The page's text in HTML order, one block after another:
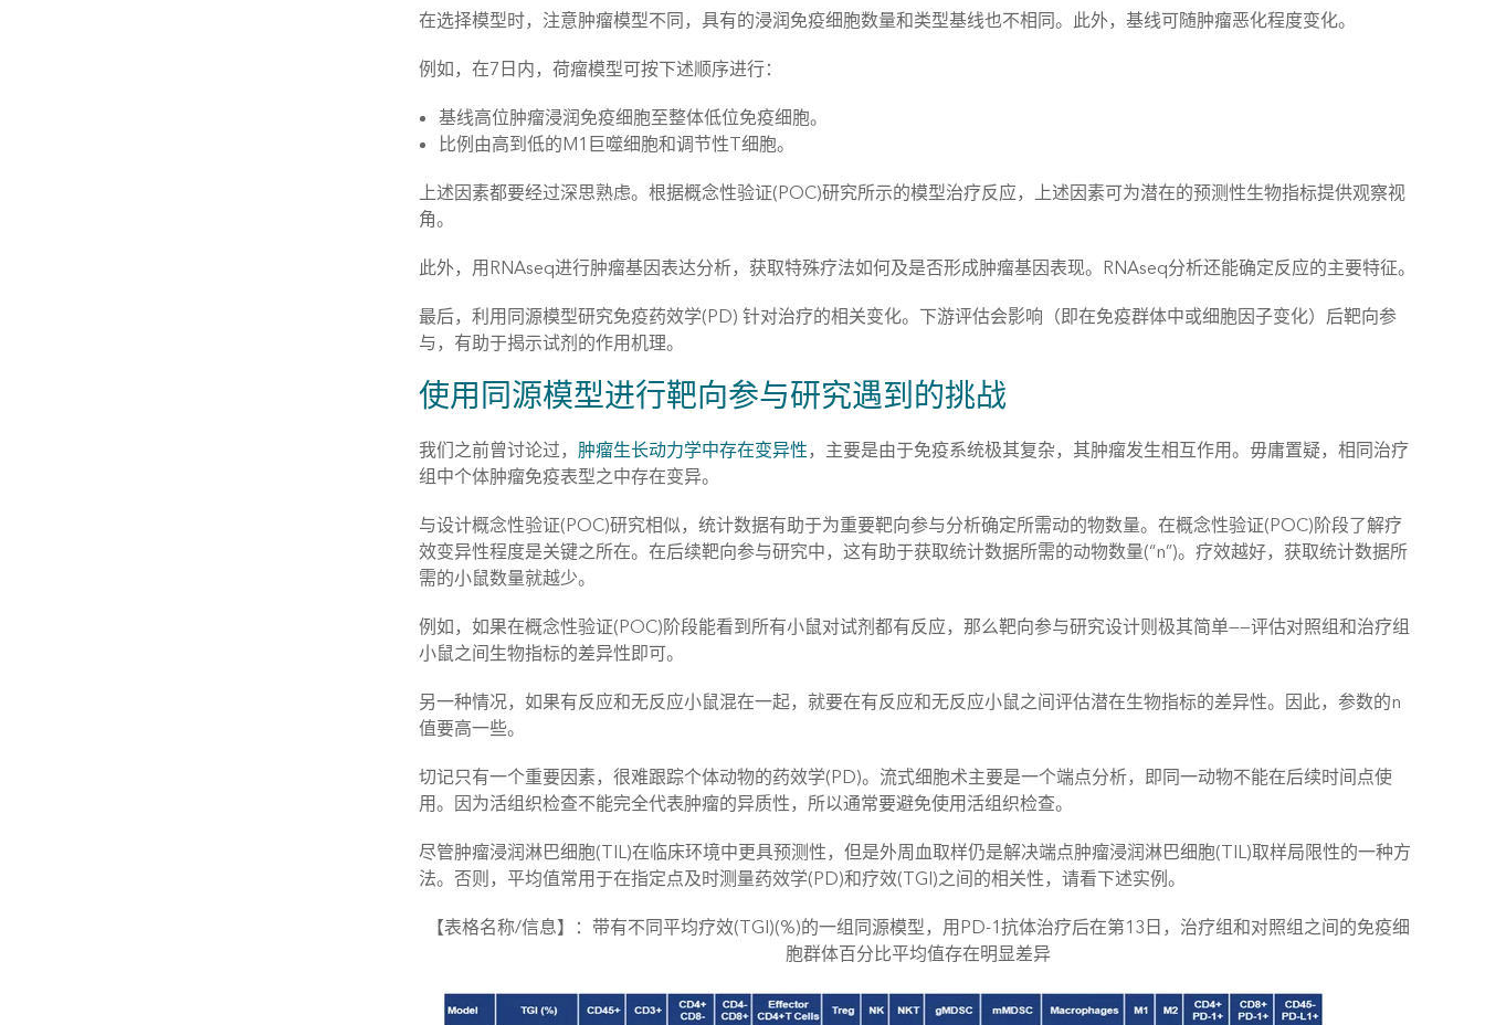
在选择模型时，注意肿瘤模型不同，具有的浸润免疫细胞数量和类型基线也不相同。此外，基线可随肿瘤恶化程度变化。
例如，在7日内，荷瘤模型可按下述顺序进行：
基线高位肿瘤浸润免疫细胞至整体低位免疫细胞。
比例由高到低的M1巨噬细胞和调节性T细胞。
上述因素都要经过深思熟虑。根据概念性验证(POC)研究所示的模型治疗反应，上述因素可为潜在的预测性生物指标提供观察视
角。
此外，用RNAseq进行肿瘤基因表达分析，获取特殊疗法如何及是否形成肿瘤基因表现。RNAseq分析还能确定反应的主要特征。
最后，利用同源模型研究免疫药效学(PD) 针对治疗的相关变化。下游评估会影响（即在免疫群体中或细胞因子变化）后靶向参
与，有助于揭示试剂的作用机理。
使用同源模型进行靶向参与研究遇到的挑战
我们之前曾讨论过，肿瘤生长动力学中存在变异性，主要是由于免疫系统极其复杂，其肿瘤发生相互作用。毋庸置疑，相同治疗
组中个体肿瘤免疫表型之中存在变异。
与设计概念性验证(POC)研究相似，统计数据有助于为重要靶向参与分析确定所需动的物数量。在概念性验证(POC)阶段了解疗
效变异性程度是关键之所在。在后续靶向参与研究中，这有助于获取统计数据所需的动物数量(“n”)。疗效越好，获取统计数据所
需的小鼠数量就越少。
例如，如果在概念性验证(POC)阶段能看到所有小鼠对试剂都有反应，那么靶向参与研究设计则极其简单——评估对照组和治疗组
小鼠之间生物指标的差异性即可。
另一种情况，如果有反应和无反应小鼠混在一起，就要在有反应和无反应小鼠之间评估潜在生物指标的差异性。因此，参数的n
值要高一些。
切记只有一个重要因素，很难跟踪个体动物的药效学(PD)。流式细胞术主要是一个端点分析，即同一动物不能在后续时间点使
用。因为活组织检查不能完全代表肿瘤的异质性，所以通常要避免使用活组织检查。
尽管肿瘤浸润淋巴细胞(TIL)在临床环境中更具预测性，但是外周血取样仍是解决端点肿瘤浸润淋巴细胞(TIL)取样局限性的一种方
法。否则，平均值常用于在指定点及时测量药效学(PD)和疗效(TGI)之间的相关性，请看下述实例。
【表格名称/信息】：带有不同平均疗效(TGI)(%)的一组同源模型，用PD-1抗体治疗后在第13日，治疗组和对照组之间的免疫细
胞群体百分比平均值存在明显差异